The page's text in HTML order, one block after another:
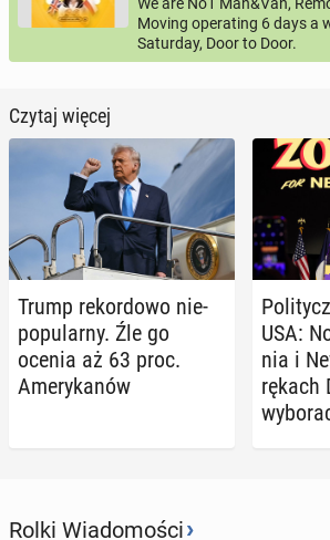
We are No1 Man&Van,
Moving operating 6 days a
Saturday, Door to Door.
Czytaj więcej
Trump re­kor­do­wo nie­
po­pu­lar­ny. Źle go
ocenia aż 63 proc.
Ame­ry­ka­nów
USA:
nia i
rękach
Rolki Wiadomości›